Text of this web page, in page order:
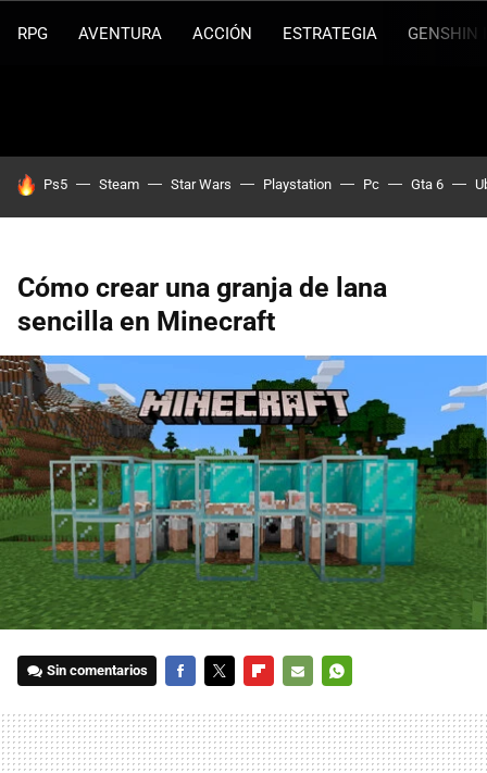
RPG AVENTURA ACCIÓN ESTRATEGIA GENSHIN
HOY SE HABLA DE
Ps5 Steam Star Wars Playstation Pc Gta 6
Cómo crear una granja de lana
sencilla en Minecraft
Sin comentarios
MAIL